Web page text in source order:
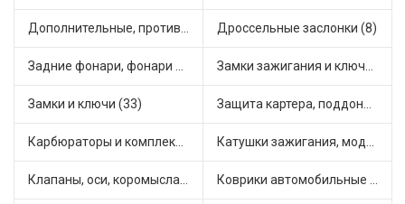
Дополнительные, противотуманные фары (2) Дроссельные заслонки (8)
Задние фонари, фонари видимости (3) Замки зажигания и ключи (14)
Замки и ключи (33) Защита картера, поддона, КПП (2)
Карбюраторы и комплектующие (23) Катушки зажигания, модули зажигания (15)
Клапаны, оси, коромысла (12) Коврики автомобильные (9)